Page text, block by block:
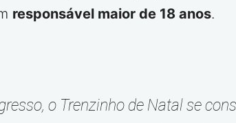
responsável maior de 18 anos.
o Trenzinho de Natal se